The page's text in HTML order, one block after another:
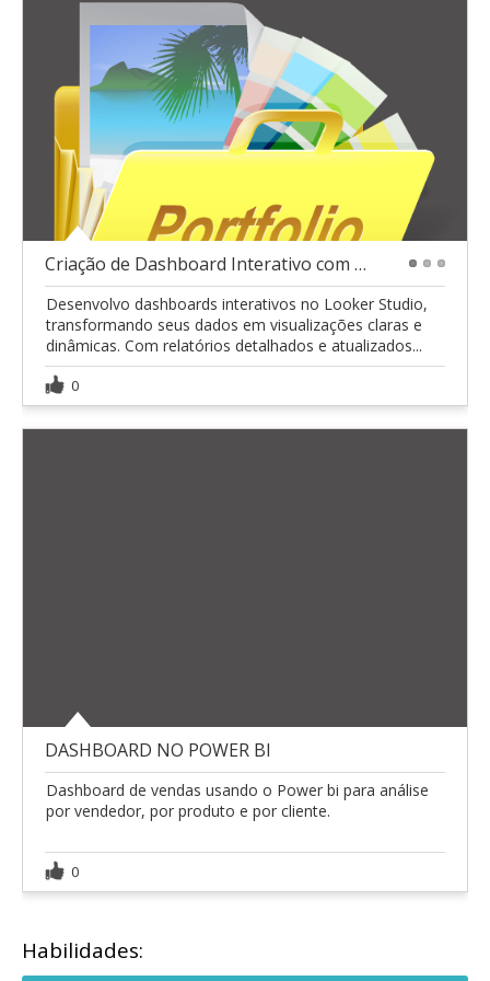
Criação de Dashboard Interativo com Looker Studio
Desenvolvo dashboards interativos no Looker Studio,
transformando seus dados em visualizações claras e
dinâmicas. Com relatórios detalhados e atualizados...
0
DASHBOARD NO POWER BI
Dashboard de vendas usando o Power bi para análise
por vendedor, por produto e por cliente.
0
Habilidades: